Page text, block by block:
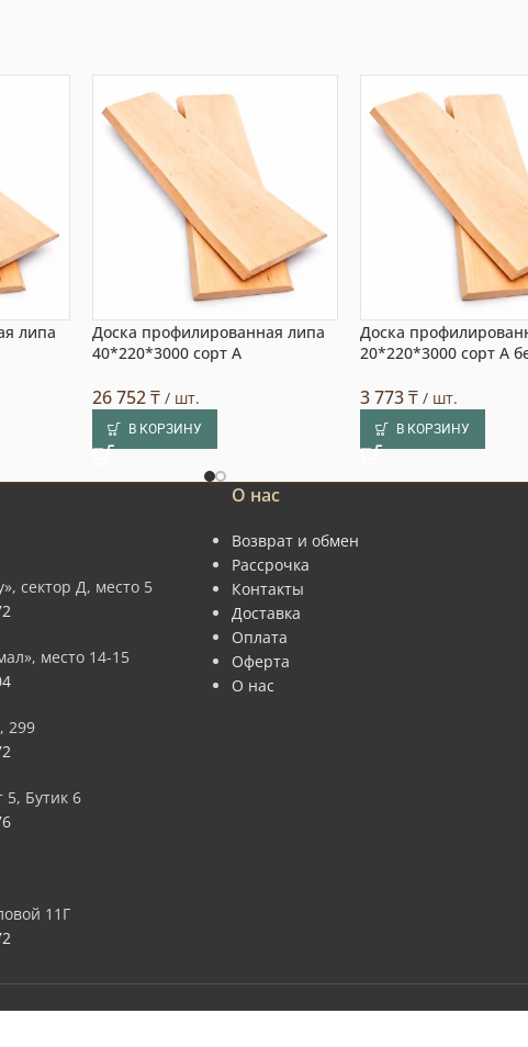
липа
Доска профилированная липа
40*220*3000 сорт А
26 752₸/ шт.
В КОРЗИНУ
Доска
20*220*3000 сорт А
3 773₸ / шт.
В КОРЗИНУ
сектор Д, место 5
место 14-15
299
5, Бутик 6
11Г
О нас
Возврат и обмен
Рассрочка
Контакты
Доставка
Оплата
Оферта
О нас